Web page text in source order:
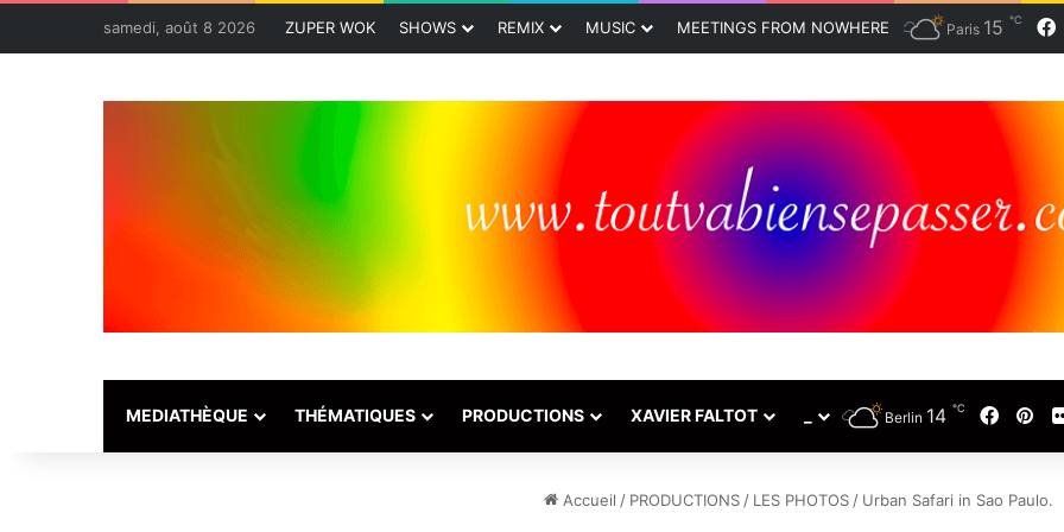
samedi, août 8 2026 ZUPER WOK SHOWS REMIX MUSIC MEETINGS FROM NOWHERE Paris 15 ℃
MEDIATHÈQUE THÉMATIQUES PRODUCTIONS XAVIER FALTOT Berlin 14 ℃
Accueil / PRODUCTIONS / LES PHOTOS / Urban Safari in Sao Paulo.